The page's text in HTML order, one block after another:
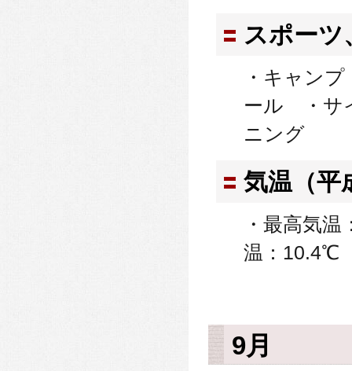
スポーツ
・キャン
ール ・サ
ニング
気温（平
・最高気
温：10.4℃
9月